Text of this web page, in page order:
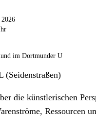
im Dortmunder U
die künstlerischen
Ressourcen